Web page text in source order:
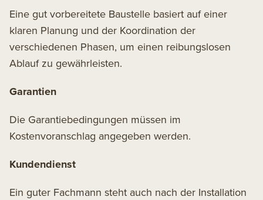
Eine gut vorbereitete Baustelle basiert auf einer
klaren Planung und der Koordination der
verschiedenen Phasen, um einen reibungslosen
Ablauf zu gewährleisten.
Garantien
Die Garantiebedingungen müssen im
Kostenvoranschlag angegeben werden.
Kundendienst
Ein guter Fachmann steht auch nach der Installation